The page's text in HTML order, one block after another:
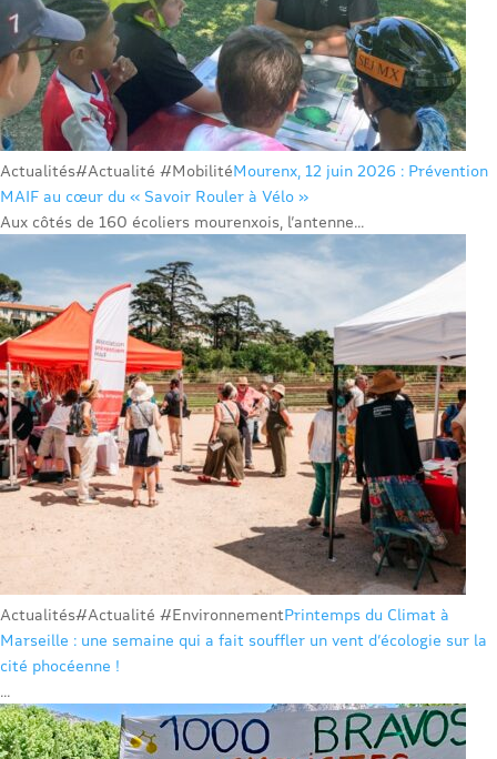
Actualités#Actualité #MobilitéMourenx, 12 juin 2026 : Prévention
MAIF au cœur du « Savoir Rouler à Vélo »
Aux côtés de 160 écoliers mourenxois, l’antenne...
Actualités#Actualité #EnvironnementPrintemps du Climat à
Marseille : une semaine qui a fait souffler un vent d’écologie sur la
cité phocéenne !
...